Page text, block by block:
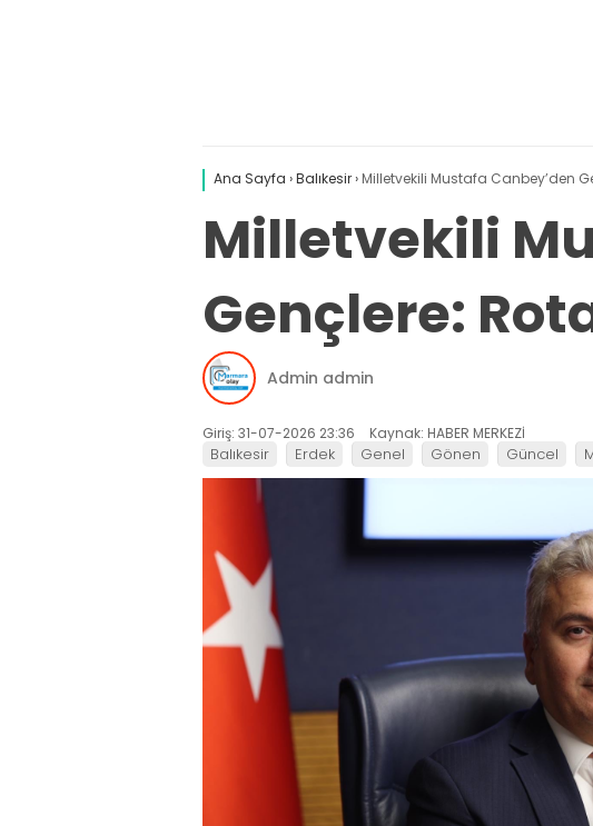
Ana Sayfa ›Balıkesir› Milletvekili Mustafa Canbey’den
Milletvekili
Gençlere:
Admin admin
Giriş: 31-07-2026 23:36 Kaynak: HABER MERKEZİ
Balıkesir Erdek Genel Gönen Güncel